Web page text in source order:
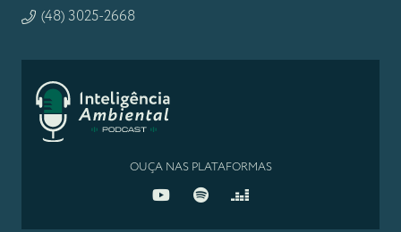
(48) 3025-2668
OUÇA NAS PLATAFORMAS